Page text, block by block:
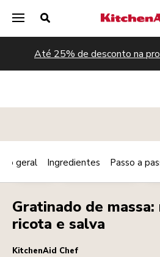
Até 25% de desconto na
QUENTE PRATO PRINCIPAL
Gratinado de
ricota e salva
KitchenAid Chef
geral Ingredientes Passo a